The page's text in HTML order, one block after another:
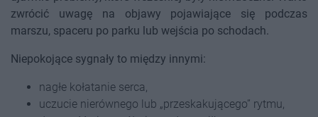
zwrócić uwagę na objawy pojawiające się podczas
marszu, spaceru po parku lub wejścia po schodach.
Niepokojące sygnały to między innymi:
nagłe kołatanie serca,
uczucie nierównego lub „przeskakującego” rytmu,